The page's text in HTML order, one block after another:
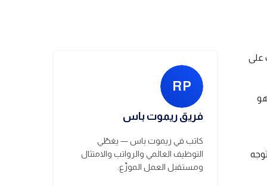
على
RP
فريق ريموت باس
كاتب في ريموت باس — يغطّي
التوظيف العالمي والرواتب والامتثال
ومستقبل العمل الموزّع.